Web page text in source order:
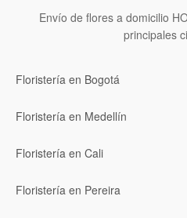
Envío de flores a domicilio
principales
Floristería en Bogotá
Floristería en Medellín
Floristería en Cali
Floristería en Pereira